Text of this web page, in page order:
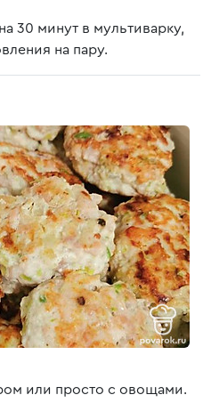
30 минут в мультиварку,
на пару.
или просто с овощами.